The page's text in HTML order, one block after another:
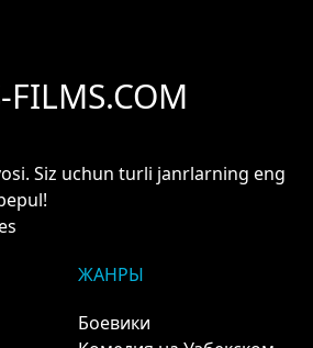
FILMS.COM
Siz uchun turli janrlarning eng
ЖАНРЫ
Боевики